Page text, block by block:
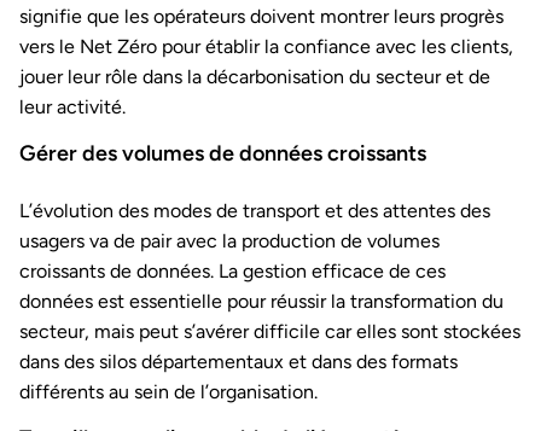
signifie que les opérateurs doivent montrer leurs progrès
vers le Net Zéro pour établir la confiance avec les clients,
jouer leur rôle dans la décarbonisation du secteur et de
leur activité.
Gérer des volumes de données croissants
L’évolution des modes de transport et des attentes des
usagers va de pair avec la production de volumes
croissants de données. La gestion efficace de ces
données est essentielle pour réussir la transformation du
secteur, mais peut s’avérer difficile car elles sont stockées
dans des silos départementaux et dans des formats
différents au sein de l’organisation.